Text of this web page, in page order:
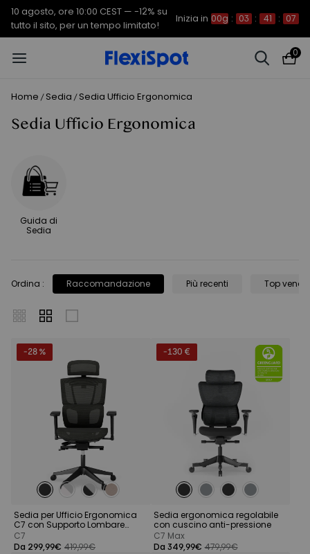
10 agosto, ore 10:00 CEST — -12% su
tutto il sito, per un tempo limitato!
Inizia in 00g : 03 : 41 : 06
0
Home / Sedia / Sedia Ufficio Ergonomica
Sedia Ufficio Ergonomica
Guida di
Sedia
Ordina : Raccomandazione Più recenti Top
-28 %
Sedia per Ufficio Ergonomica
C7 con Supporto Lombare
Adattabile
C7
Da 299,99€ 419,99€
-130 €
Sedia ergonomica regolabile
con cuscino anti-pressione
C7 Max
Da 349,99€ 479,99€